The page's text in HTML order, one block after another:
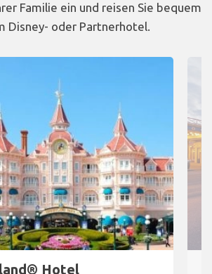
Familie ein und reisen Sie bequem
Disney- oder Partnerhotel.
Hotel